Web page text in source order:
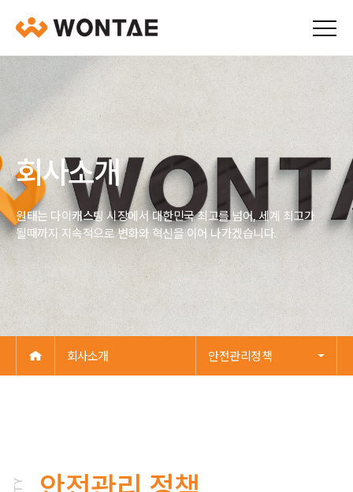
회사소개
원태는 다이캐스팅 시장에서 대한민국 최고를 넘어, 세계 최고가
될때까지 지속적으로 변화와 혁신을 이어 나가겠습니다.
회사소개 안전관리정책